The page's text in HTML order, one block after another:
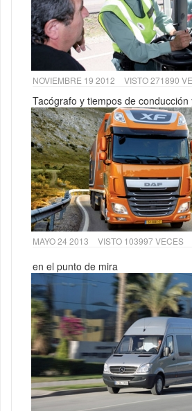
NOVIEMBRE 19 2012 VISTO 271890
Tacógrafo y tiempos de conducción
MAYO 24 2013 VISTO 103997 VECES
en el punto de mira